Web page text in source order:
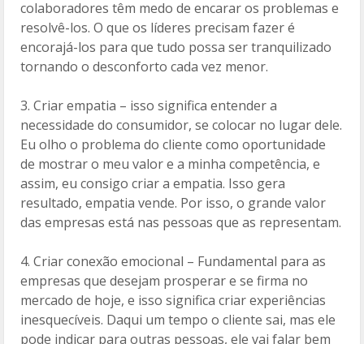
colaboradores têm medo de encarar os problemas e
resolvê-los. O que os líderes precisam fazer é
encorajá-los para que tudo possa ser tranquilizado
tornando o desconforto cada vez menor.
3. Criar empatia – isso significa entender a
necessidade do consumidor, se colocar no lugar dele.
Eu olho o problema do cliente como oportunidade
de mostrar o meu valor e a minha competência, e
assim, eu consigo criar a empatia. Isso gera
resultado, empatia vende. Por isso, o grande valor
das empresas está nas pessoas que as representam.
4. Criar conexão emocional – Fundamental para as
empresas que desejam prosperar e se firma no
mercado de hoje, e isso significa criar experiências
inesquecíveis. Daqui um tempo o cliente sai, mas ele
pode indicar para outras pessoas, ele vai falar bem